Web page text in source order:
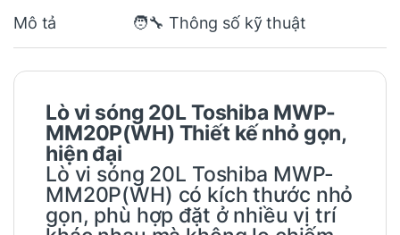
Mô tả 🧑‍🔧 Thông số kỹ thuật
Lò vi sóng 20L Toshiba MWP-
MM20P(WH) Thiết kế nhỏ gọn,
hiện đại
Lò vi sóng 20L Toshiba MWP-
MM20P(WH) có kích thước nhỏ
gọn, phù hợp đặt ở nhiều vị trí